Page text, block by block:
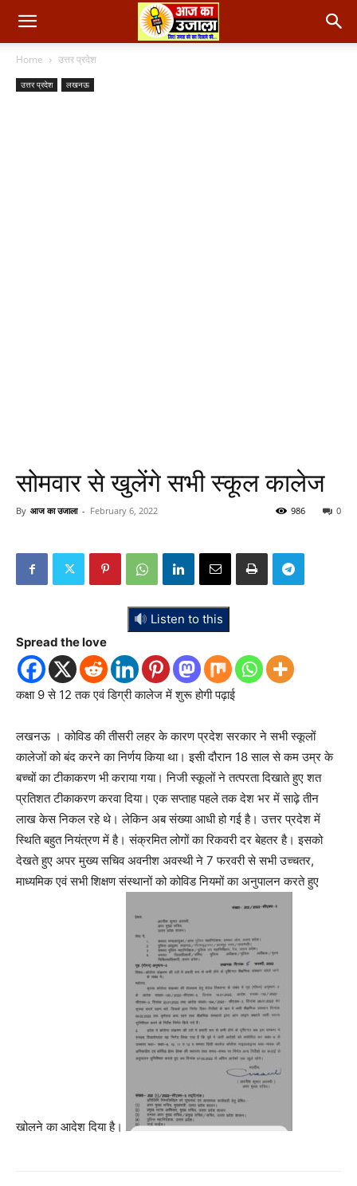
Home उत्तर प्रदेश
उत्तर प्रदेश लखनऊ
सोमवार से खुलेंगे सभी स्कूल कालेज
By आज का उजाला - February 6, 2022 0
986
Listen to this
Spread the love
कक्षा 9 से 12 तक एवं डिग्री कालेज में शुरू होगी पढ़ाई
लखनऊ । कोविड की तीसरी लहर के कारण प्रदेश सरकार ने सभी स्कूलों
कालेजों को बंद करने का निर्णय किया था। इसी दौरान 18 साल से कम उम्र के
बच्चों का टीकाकरण भी कराया गया। निजी स्कूलों ने तत्परता दिखाते हुए शत
प्रतिशत टीकाकरण करवा दिया। एक सप्ताह पहले तक देश भर में साढ़े तीन
लाख केस निकल रहे थे। लेकिन अब संख्या आधी हो गई है। उत्तर प्रदेश में
स्थिति बहुत नियंत्रण में है। संक्रमित लोगों का रिकवरी दर बेहतर है। इसको
देखते हुए अपर मुख्य सचिव अवनीश अवस्थी ने 7 फरवरी से सभी उच्चतर,
माध्यमिक एवं सभी शिक्षण संस्थानों को कोविड नियमों का अनुपालन करते हुए
खोलने का आदेश दिया है।